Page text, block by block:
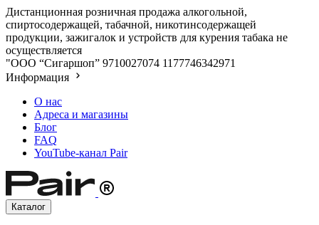
Дистанционная розничная продажа алкогольной,
спиртосодержащей, табачной, никотинсодержащей
продукции, зажигалок и устройств для курения табака не
осуществляется
"ООО “Сигаршоп” 9710027074 1177746342971
Информация
О нас
Адреса и магазины
Блог
FAQ
YouTube-канал Pair
Каталог